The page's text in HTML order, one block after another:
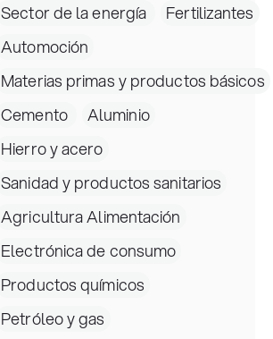
Sector de la energía
Fertilizantes
Automoción
Materias primas y productos básicos
Cemento
Aluminio
Hierro y acero
Sanidad y productos sanitarios
Agricultura Alimentación
Electrónica de consumo
Productos químicos
Petróleo y gas